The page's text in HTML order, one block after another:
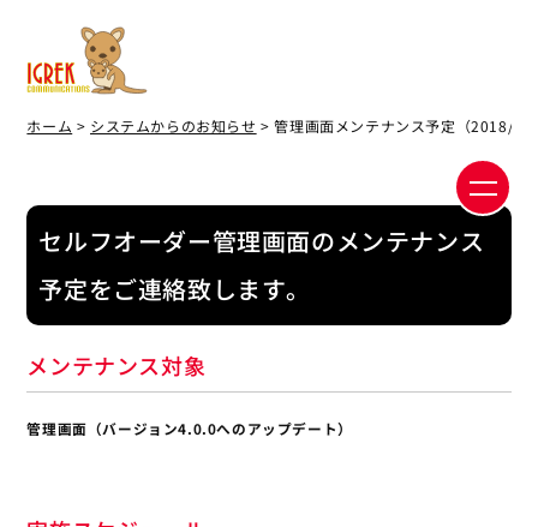
ホーム > システムからのお知らせ > 管理画面メンテナンス予定（2018/
セルフオーダー管理画面のメンテナンス
予定をご連絡致します。
メンテナンス対象
管理画面（バージョン4.0.0へのアップデート）